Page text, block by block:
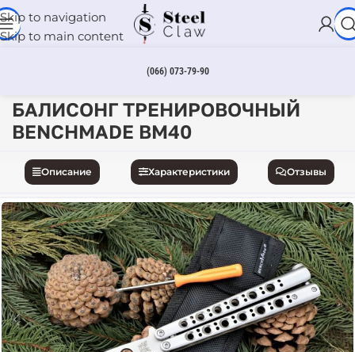
Skip to navigation
Skip to main content
(066) 073-79-90
БАЛИСОНГ ТРЕНИРОВОЧНЫЙ
BENCHMADE BM40
Описание Характеристики Отзывы